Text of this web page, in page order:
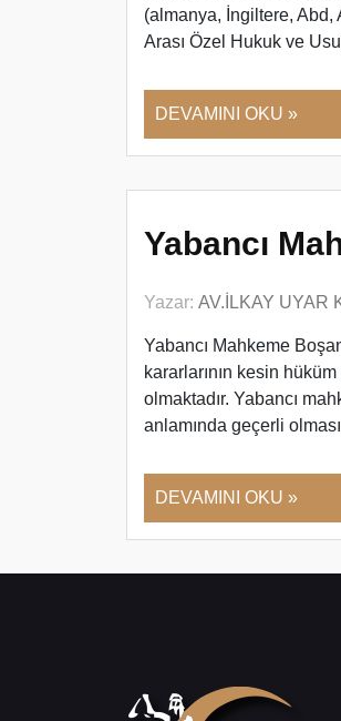
(almanya, İngiltere, Abd,
Arası Özel Hukuk ve
DEVAMINI OKU »
Yabancı
Yazar: AV.İLKAY UYAR
Yabancı Mahkeme
kararlarının kesin
olmaktadır. Yabancı
anlamında geçerli
DEVAMINI OKU »